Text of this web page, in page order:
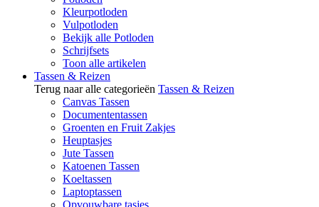
Kleurpotloden
Vulpotloden
Bekijk alle Potloden
Schrijfsets
Toon alle artikelen
Tassen & Reizen
Terug naar alle categorieën Tassen & Reizen
Canvas Tassen
Documententassen
Groenten en Fruit Zakjes
Heuptasjes
Jute Tassen
Katoenen Tassen
Koeltassen
Laptoptassen
Opvouwbare tasjes